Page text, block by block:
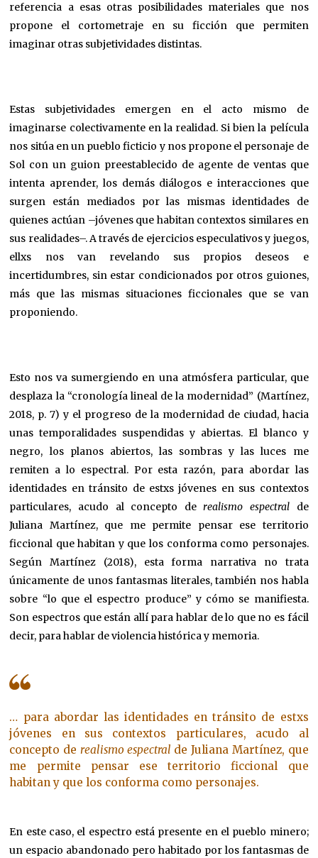
referencia a esas otras posibilidades materiales que nos
propone el cortometraje en su ficción que permiten
imaginar otras subjetividades distintas.
Estas subjetividades emergen en el acto mismo de
imaginarse colectivamente en la realidad. Si bien la película
nos sitúa en un pueblo ficticio y nos propone el personaje de
Sol con un guion preestablecido de agente de ventas que
intenta aprender, los demás diálogos e interacciones que
surgen están mediados por las mismas identidades de
quienes actúan –jóvenes que habitan contextos similares en
sus realidades–. A través de ejercicios especulativos y juegos,
ellxs nos van revelando sus propios deseos e
incertidumbres, sin estar condicionados por otros guiones,
más que las mismas situaciones ficcionales que se van
proponiendo.
Esto nos va sumergiendo en una atmósfera particular, que
desplaza la “cronología lineal de la modernidad” (Martínez,
2018, p. 7) y el progreso de la modernidad de ciudad, hacia
unas temporalidades suspendidas y abiertas. El blanco y
negro, los planos abiertos, las sombras y las luces me
remiten a lo espectral. Por esta razón, para abordar las
identidades en tránsito de estxs jóvenes en sus contextos
particulares, acudo al concepto derealismo espectralde
Juliana Martínez, que me permite pensar ese territorio
ficcional que habitan y que los conforma como personajes.
Según Martínez (2018), esta forma narrativa no trata
únicamente de unos fantasmas literales, también nos habla
sobre “lo que el espectro produce” y cómo se manifiesta.
Son espectros que están allí para hablar de lo que no es fácil
decir, para hablar de violencia histórica y memoria.
… para abordar las identidades en tránsito de estxs
jóvenes en sus contextos particulares, acudo al
concepto de realismo espectral de Juliana Martínez, que
me permite pensar ese territorio ficcional que
habitan y que los conforma como personajes.
En este caso, el espectro está presente en el pueblo minero;
un espacio abandonado pero habitado por los fantasmas de